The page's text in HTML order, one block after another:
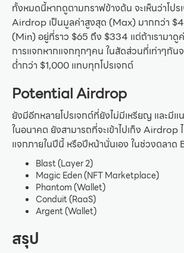
ทั้งหมดนี้หากดูตามกราฟข้างต้น จะเห็นว่าโป
Airdrop เป็นมูลค่าสูงสุด (Max) มากกว่า
(Min) อยู่ที่ราว $65 ถึง $334 แต่ถ้าเรามาดู
การแจกหากแจกทุกๆคน ในสัดส่วนที่เท่าๆกันจ
ต่ำกว่า $1,000 แทบทุกโปรเจกต์
Potential Airdrop
ยังมีอีกหลายโปรเจกต์ที่ยังไม่มีเหรียญ และมี
ในอนาคต ยังสามารถที่จะเข้าไปเก็ง Airdrop
แจกภายในปีนี้ หรือปีหน้านั่นเอง ในช่วงตลาด
Blast (Layer 2)
Magic Eden (NFT Marketplace)
Phantom (Wallet)
Conduit (RaaS)
Argent (Wallet)
สรุป